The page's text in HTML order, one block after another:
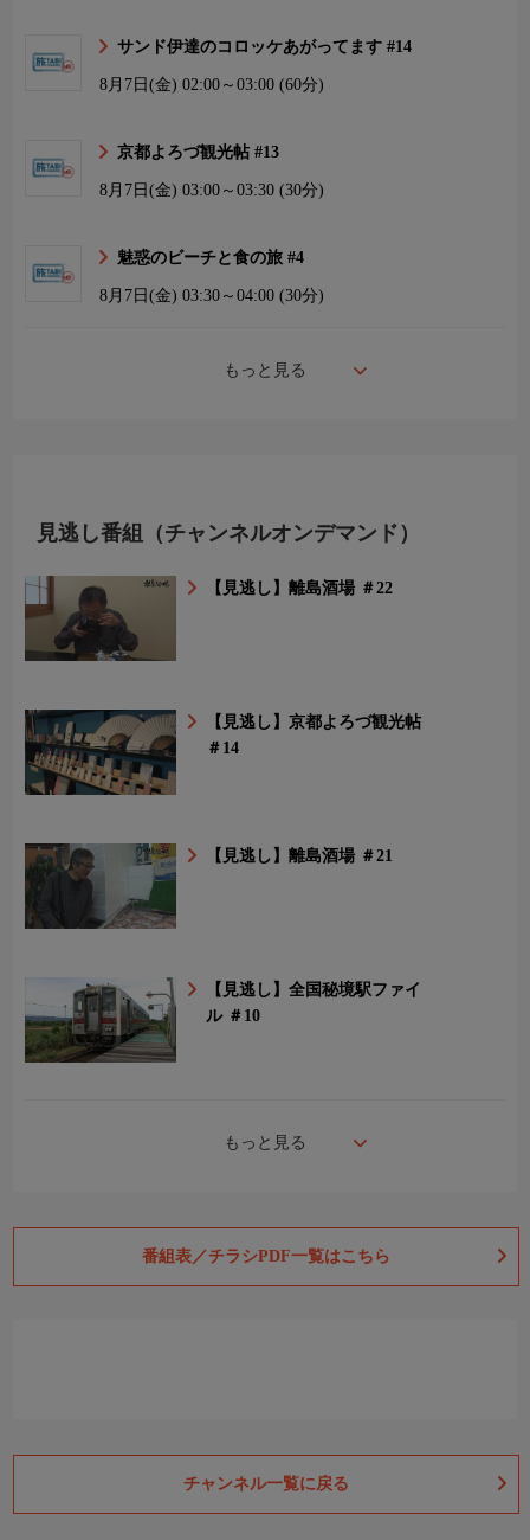
サンド伊達のコロッケあがってます #14
8月7日(金)02:00～03:00 (60分)
京都よろづ観光帖 #13
8月7日(金)03:00～03:30 (30分)
魅惑のビーチと食の旅 #4
8月7日(金)03:30～04:00 (30分)
もっと見る
見逃し番組（チャンネルオンデマンド）
【見逃し】離島酒場 ＃22
【見逃し】京都よろづ観光帖
＃14
【見逃し】離島酒場 ＃21
【見逃し】全国秘境駅ファイ
ル ＃10
もっと見る
番組表／チラシPDF一覧はこちら
チャンネル一覧に戻る